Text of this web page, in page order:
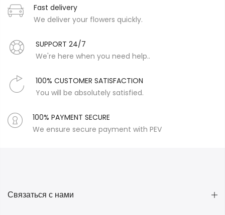
Fast delivery
We deliver your flowers quickly.
SUPPORT 24/7
We're here when you need help..
100% CUSTOMER SATISFACTION
You will be absolutely satisfied.
100% PAYMENT SECURE
We ensure secure payment with PEV
Связаться с нами